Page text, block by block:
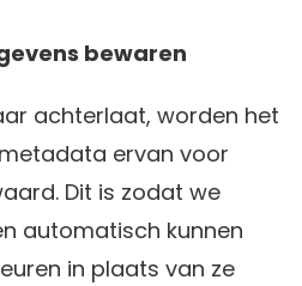
bewaren
achterlaat, worden het
ervan voor
Dit is zodat we
automatisch kunnen
in plaats van ze